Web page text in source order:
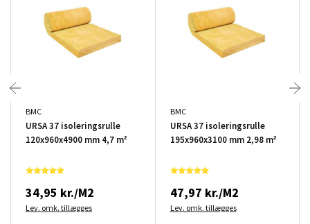
BMC
URSA 37 isoleringsrulle
120x960x4900 mm 4,7 m²
34,95 kr./M2
Lev. omk. tillægges
BMC
URSA 37 isoleringsrulle
195x960x3100 mm 2,98 m²
47,97 kr./M2
Lev. omk. tillægges